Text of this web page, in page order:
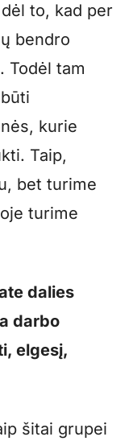
to, kad per
bendro
Todėl tam
kurie
Taip,
bet turime
turime
dalies
darbo
elgesį,
šitai grupei